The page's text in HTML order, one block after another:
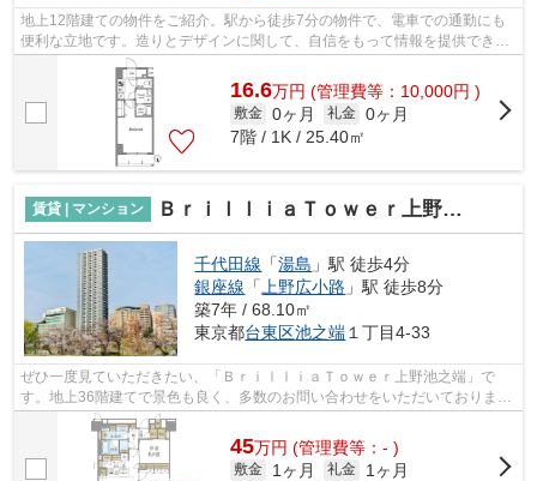
地上12階建ての物件をご紹介。駅から徒歩7分の物件で、電車での通勤にも
便利な立地です。造りとデザインに関して、自信をもって情報を提供できる
マンションです。こちらはエレベーター...
16.6万円 (管理費等：10,000円 )
敷金 0ヶ月 礼金 0ヶ月
7階 / 1K / 25.40㎡
賃貸 | マンション ＢｒｉｌｌｉａＴｏｗｅｒ上野池之端
千代田線 「湯島 」駅 徒歩4分
銀座線 「 上野広小路 」駅 徒歩8分
築7年 / 68.10㎡
東京都台東区池之端 １丁目4-33
ぜひ一度見ていただきたい、「ＢｒｉｌｌｉａＴｏｗｅｒ上野池之端」で
す。地上36階建てで景色も良く、多数のお問い合わせをいただいておりま
す。設備や外観が充実しているマンション...
45万円 (管理費等：- )
敷金 1ヶ月 礼金
1ヶ月